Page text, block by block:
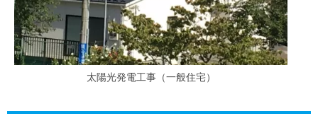
太陽光発電工事（一般住宅）